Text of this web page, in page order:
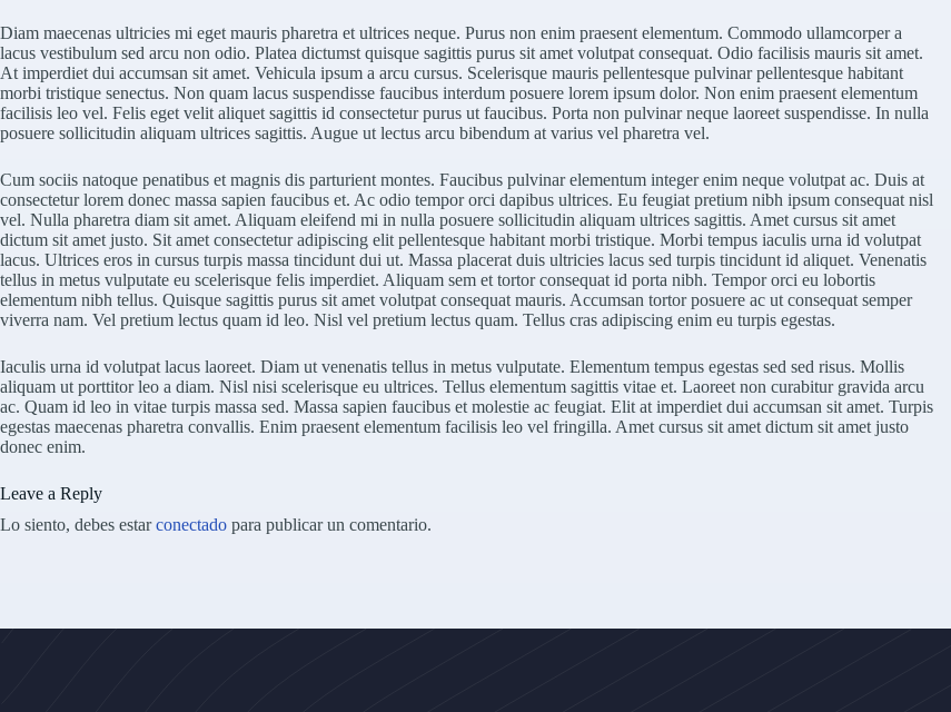
Diam maecenas ultricies mi eget mauris pharetra et ultrices neque. Purus non enim praesent elementum. Commodo ullamcorper a
lacus vestibulum sed arcu non odio. Platea dictumst quisque sagittis purus sit amet volutpat consequat. Odio facilisis mauris sit amet.
At imperdiet dui accumsan sit amet. Vehicula ipsum a arcu cursus. Scelerisque mauris pellentesque pulvinar pellentesque habitant
morbi tristique senectus. Non quam lacus suspendisse faucibus interdum posuere lorem ipsum dolor. Non enim praesent elementum
facilisis leo vel. Felis eget velit aliquet sagittis id consectetur purus ut faucibus. Porta non pulvinar neque laoreet suspendisse. In nulla
posuere sollicitudin aliquam ultrices sagittis. Augue ut lectus arcu bibendum at varius vel pharetra vel.
Cum sociis natoque penatibus et magnis dis parturient montes. Faucibus pulvinar elementum integer enim neque volutpat ac. Duis at
consectetur lorem donec massa sapien faucibus et. Ac odio tempor orci dapibus ultrices. Eu feugiat pretium nibh ipsum consequat nisl
vel. Nulla pharetra diam sit amet. Aliquam eleifend mi in nulla posuere sollicitudin aliquam ultrices sagittis. Amet cursus sit amet
dictum sit amet justo. Sit amet consectetur adipiscing elit pellentesque habitant morbi tristique. Morbi tempus iaculis urna id volutpat
lacus. Ultrices eros in cursus turpis massa tincidunt dui ut. Massa placerat duis ultricies lacus sed turpis tincidunt id aliquet. Venenatis
tellus in metus vulputate eu scelerisque felis imperdiet. Aliquam sem et tortor consequat id porta nibh. Tempor orci eu lobortis
elementum nibh tellus. Quisque sagittis purus sit amet volutpat consequat mauris. Accumsan tortor posuere ac ut consequat semper
viverra nam. Vel pretium lectus quam id leo. Nisl vel pretium lectus quam. Tellus cras adipiscing enim eu turpis egestas.
Iaculis urna id volutpat lacus laoreet. Diam ut venenatis tellus in metus vulputate. Elementum tempus egestas sed sed risus. Mollis
aliquam ut porttitor leo a diam. Nisl nisi scelerisque eu ultrices. Tellus elementum sagittis vitae et. Laoreet non curabitur gravida arcu
ac. Quam id leo in vitae turpis massa sed. Massa sapien faucibus et molestie ac feugiat. Elit at imperdiet dui accumsan sit amet. Turpis
egestas maecenas pharetra convallis. Enim praesent elementum facilisis leo vel fringilla. Amet cursus sit amet dictum sit amet justo
donec enim.
Leave a Reply
Lo siento, debes estarconectado para publicar un comentario.